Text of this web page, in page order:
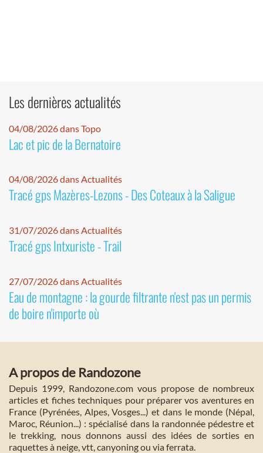
Les dernières actualités
04/08/2026 dans Topo
Lac et pic de la Bernatoire
04/08/2026 dans Actualités
Tracé gps Mazères-Lezons - Des Coteaux à la Saligue
31/07/2026 dans Actualités
Tracé gps Intxuriste - Trail
27/07/2026 dans Actualités
Eau de montagne : la gourde filtrante n'est pas un permis
de boire n'importe où
A propos de Randozone
Depuis 1999, Randozone.com vous propose de nombreux
articles et fiches techniques pour préparer vos aventures en
France (Pyrénées, Alpes, Vosges...) et dans le monde (Népal,
Maroc, Réunion...) : spécialisé dans la randonnée pédestre et
le trekking, nous donnons aussi des idées de sorties en
raquettes à neige, vtt, canyoning ou via ferrata.